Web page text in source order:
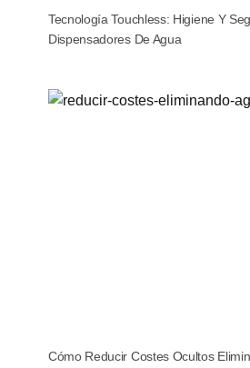
Tecnología Touchless: Higiene Y
Dispensadores De Agua
Cómo Reducir Costes Ocultos